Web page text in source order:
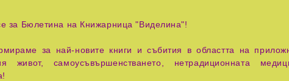
съвременна и подробна информация относно различните
за Бюлетина на Книжарница "Виделина"!
за най-новите книги и събития в областта на
живот, самоусъвършенстването, нетрадиционната